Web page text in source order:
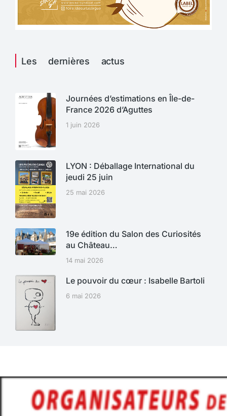
Les dernières actus
Journées d’estimations en Île-de-
France 2026 d’Aguttes
1 juin 2026
LYON : Déballage International du
jeudi 25 juin
25 mai 2026
19e édition du Salon des Curiosités
au Château…
14 mai 2026
Le pouvoir du cœur : Isabelle Bartoli
6 mai 2026